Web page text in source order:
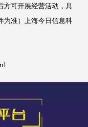
方可开展经营活动，具
为准）上海今日信息科